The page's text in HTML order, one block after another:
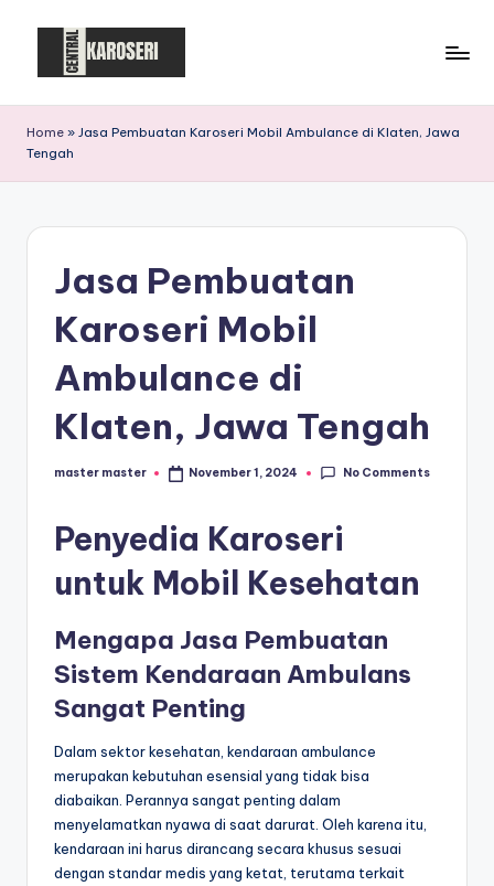
e
n
K
Home » Jasa Pembuatan Karoseri Mobil Ambulance di Klaten, Jawa
Tengah
Jasa Pembuatan
Karoseri Mobil
Ambulance di
Klaten, Jawa Tengah
Posted
master master November 1, 2024 No Comments
Penyedia Karoseri
untuk Mobil Kesehatan
Mengapa Jasa Pembuatan
Sistem Kendaraan Ambulans
Sangat Penting
Dalam sektor kesehatan, kendaraan ambulance
merupakan kebutuhan esensial yang tidak bisa
diabaikan. Perannya sangat penting dalam
menyelamatkan nyawa di saat darurat. Oleh karena itu,
kendaraan ini harus dirancang secara khusus sesuai
dengan standar medis yang ketat, terutama terkait